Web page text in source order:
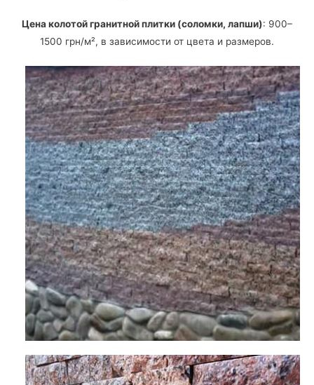
Цена колотой гранитной плитки (соломки, лапши): 900–
1500 грн/м², в зависимости от цвета и размеров.